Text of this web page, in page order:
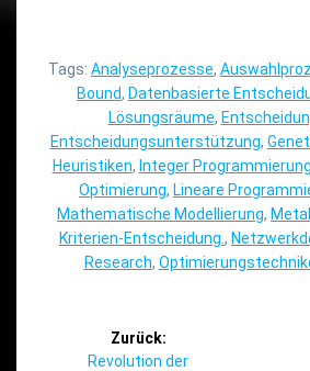
Tags: Analyseprozesse,
Bound, Datenbasierte
Lösungsräume,
Entscheidungsunterstützung,
Heuristiken, Integer Programmierung
Optimierung, Lineare
Mathematische Modellierung,
Kriterien-Entscheidung. ,
Research,
Beitragsnavigation
Zurück:
Vorheriger
Revolution der